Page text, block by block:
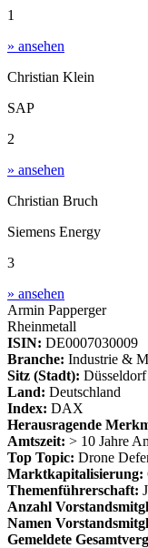
1
» ansehen
Christian Klein
SAP
2
» ansehen
Christian Bruch
Siemens Energy
3
» ansehen
Armin Papperger
Rheinmetall
ISIN: DE0007030009
Branche: Industrie &
Sitz (Stadt): Düsseldorf
Land: Deutschland
Index: DAX
Herausragende
Amtszeit: > 10 Jahre
Top Topic: Drone
Marktkapitalisierung:
Themenführerschaft:
Anzahl
Namen
Gemeldete